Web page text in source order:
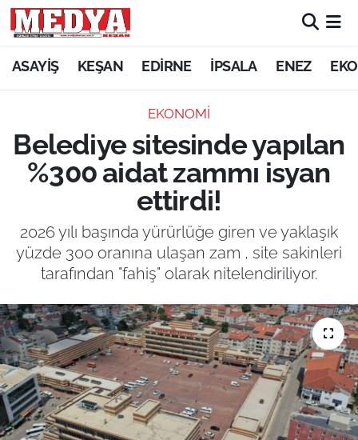
ASAYİŞ KEŞAN EDİRNE İPSALA ENEZ
EKONOMİ
Belediye sitesinde yapılan
%300 aidat zammı isyan
ettirdi!
2026 yılı başında yürürlüğe giren ve yaklaşık
yüzde 300 oranına ulaşan zam , site sakinleri
tarafından "fahiş" olarak nitelendiriliyor.
KEŞAN
ASAYİŞ
SİYASET
GÜNDEM
EKONOMİ
SAĞLIK
EĞİTİM
TARIM VE HAYVANCILIK
KÜLTÜR SANAT